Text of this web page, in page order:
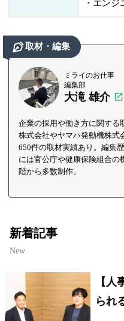
・エンジ
取材・編集
ミライのお仕事
編集部
大滝 雄介
企業の採用や働き方に関する
株式会社やヤマハ発動機株式
650件の取材実績あり。編集
には官公庁や健康保険組合の
階から多数制作。
新着記事
New
【
られ